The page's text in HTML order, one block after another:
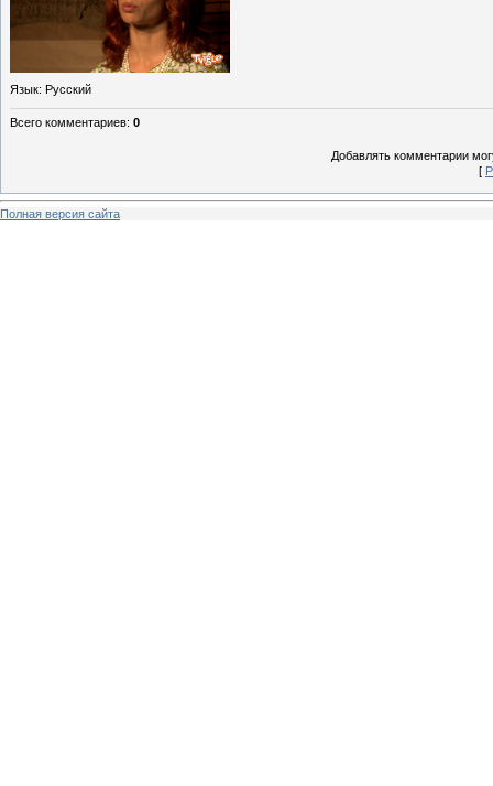
Язык: Русский
Всего комментариев: 0
Добавлять комментарии
[
Полная версия сайта